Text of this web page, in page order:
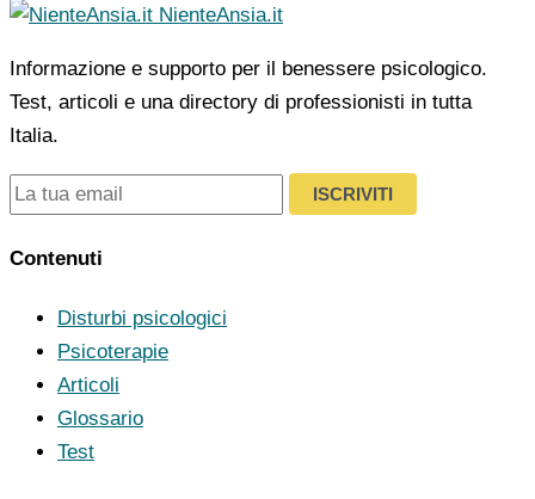
NienteAnsia.it
Informazione e supporto per il benessere psicologico.
Test, articoli e una directory di professionisti in tutta
Italia.
ISCRIVITI
Contenuti
Disturbi psicologici
Psicoterapie
Articoli
Glossario
Test